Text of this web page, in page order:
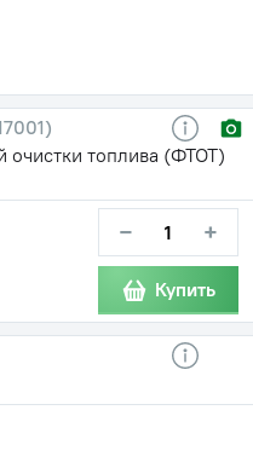
очистки топлива (ФТОТ)
− +
Купить